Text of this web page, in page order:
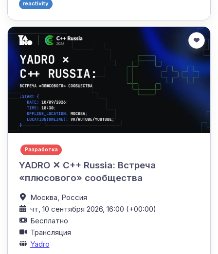
reactivity
Разработка
YADRO ✕ C++ Russia: Встреча
«плюсового» сообщества
Москва, Россия
чт, 10 сентября 2026, 16:00 (+00:00)
Бесплатно
Трансляция
Yadro